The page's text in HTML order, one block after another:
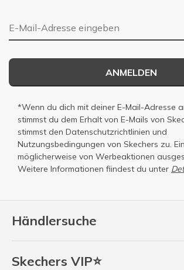
Händlersuche
Skechers VIP⭐
E-Mail-Adresse
ANMELDEN
*Wenn du dich mit deiner E-Mail-Adresse
stimmst du dem Erhalt von E-Mails von
stimmst den Datenschutzrichtlinien und
Nutzungsbedingungen von Skechers zu.
möglicherweise von Werbeaktionen
Weitere Informationen fiindest du unter